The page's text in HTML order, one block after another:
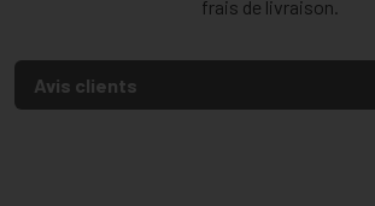
frais de livraison.
Avis clients